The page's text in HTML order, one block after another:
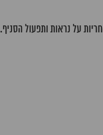
על נראות ותפעול הסניף.